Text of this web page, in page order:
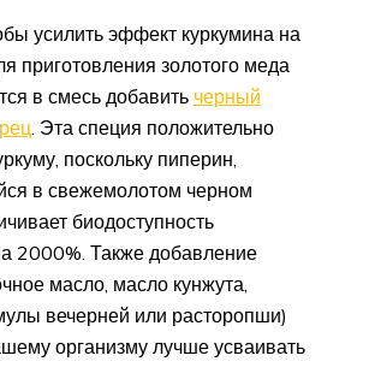
усилить эффект куркумина на
приготовления золотого меда
в смесь добавить черный
. Эта специя положительно
поскольку пиперин,
в свежемолотом черном
биодоступность
2000%. Также добавление
масло, масло кунжута,
вечерней или расторопши)
организму лучше усваивать